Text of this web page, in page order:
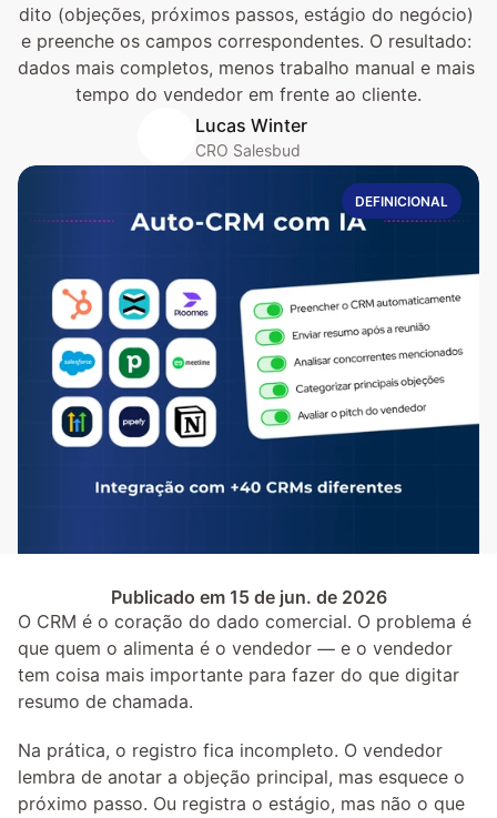
dito (objeções, próximos passos, estágio do negócio)
e preenche os campos correspondentes. O resultado:
dados mais completos, menos trabalho manual e mais
tempo do vendedor em frente ao cliente.
Lucas Winter
CRO Salesbud
DEFINICIONAL
Publicado em 15 de jun. de 2026
O CRM é o coração do dado comercial. O problema é
que quem o alimenta é o vendedor — e o vendedor
tem coisa mais importante para fazer do que digitar
resumo de chamada.
Na prática, o registro fica incompleto. O vendedor
lembra de anotar a objeção principal, mas esquece o
próximo passo. Ou registra o estágio, mas não o que